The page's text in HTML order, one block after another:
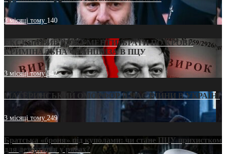
3 місяці тому 140
ЕКСКЛЮЗИВ (ДОКУМЕНТИ)/БРАТИ ПО КРОВІ:
КРИМІНАЛЬНА ФРАНШИЗА В ПЦУ
3 місяці тому542
МАТЕРИНСЬКИЙ ОМОРФОР В ЧАС ВІЙНИ В УКРАЇНІ
3 місяці тому249
Братська «броня» під куполами: чи стане ПЦУ прихистком
для дезертирів у рясах?